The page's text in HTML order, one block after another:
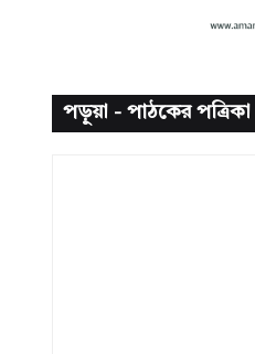
পড়ুয়া - পাঠকের পত্রিকা